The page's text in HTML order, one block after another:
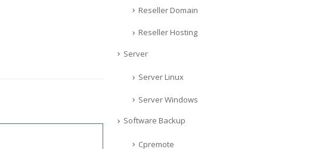
Reseller Domain
Reseller Hosting
Server
Server Linux
Server Windows
Software Backup
Cpremote